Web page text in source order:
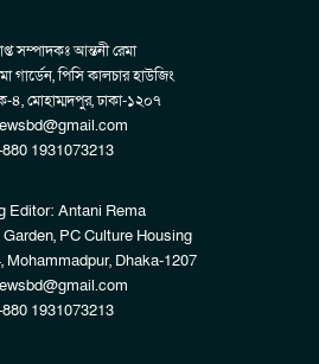
সম্পাদকঃ আন্তনী রেমা
গার্ডেন, পিসি কালচার হাউজিং
৪, মোহাম্মদপুর, ঢাকা-১২০৭
1931073213
Editor: Antani Rema
PC Culture Housing
Mohammadpur, Dhaka-1207
1931073213